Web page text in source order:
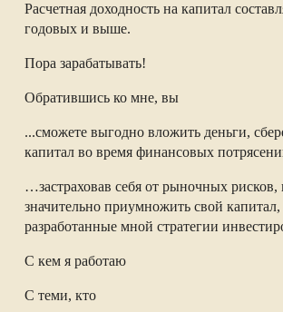
Расчетная доходность на капитал
годовых и выше.
Пора зарабатывать!
Обратившись ко мне, вы
...сможете выгодно вложить деньги,
капитал во время финансовых
…застраховав себя от рыночных
значительно приумножить свой капитал,
разработанные мной стратегии
С кем я работаю
С теми, кто